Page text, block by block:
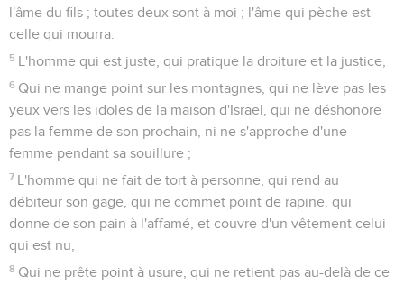
l'âme du fils ; toutes deux sont à moi ; l'âme qui pèche est
celle qui mourra.
5 L'homme qui est juste, qui pratique la droiture et la justice,
6 Qui ne mange point sur les montagnes, qui ne lève pas les
yeux vers les idoles de la maison d'Israël, qui ne déshonore
pas la femme de son prochain, ni ne s'approche d'une
femme pendant sa souillure ;
7 L'homme qui ne fait de tort à personne, qui rend au
débiteur son gage, qui ne commet point de rapine, qui
donne de son pain à l'affamé, et couvre d'un vêtement celui
qui est nu,
8 Qui ne prête point à usure, qui ne retient pas au-delà de ce